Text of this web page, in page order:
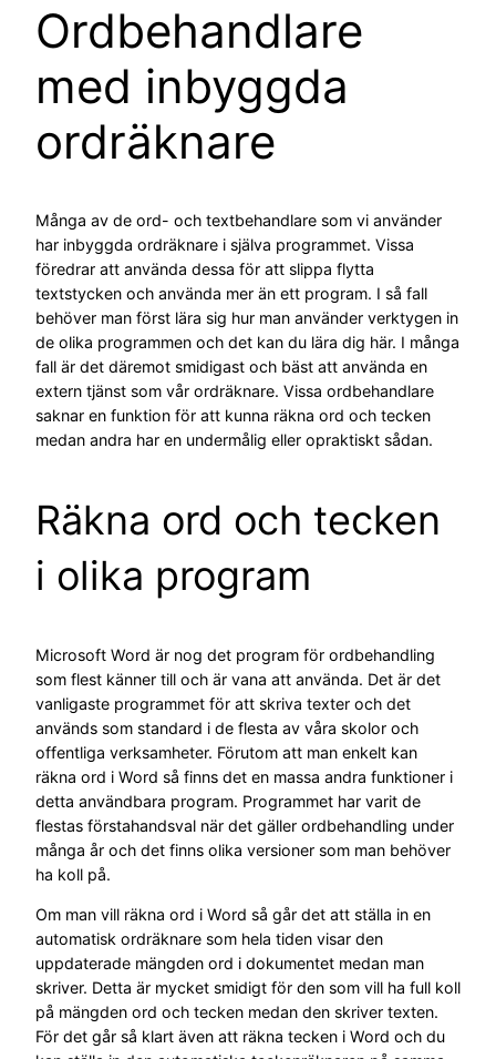
Ordbehandlare
med inbyggda
ordräknare
Många av de ord- och textbehandlare som vi använder
har inbyggda ordräknare i själva programmet. Vissa
föredrar att använda dessa för att slippa flytta
textstycken och använda mer än ett program. I så fall
behöver man först lära sig hur man använder verktygen in
de olika programmen och det kan du lära dig här. I många
fall är det däremot smidigast och bäst att använda en
extern tjänst som vår ordräknare. Vissa ordbehandlare
saknar en funktion för att kunna räkna ord och tecken
medan andra har en undermålig eller opraktiskt sådan.
Räkna ord och tecken
i olika program
Microsoft Word är nog det program för ordbehandling
som flest känner till och är vana att använda. Det är det
vanligaste programmet för att skriva texter och det
används som standard i de flesta av våra skolor och
offentliga verksamheter. Förutom att man enkelt kan
räkna ord i Word så finns det en massa andra funktioner i
detta användbara program. Programmet har varit de
flestas förstahandsval när det gäller ordbehandling under
många år och det finns olika versioner som man behöver
ha koll på.
Om man vill räkna ord i Word så går det att ställa in en
automatisk ordräknare som hela tiden visar den
uppdaterade mängden ord i dokumentet medan man
skriver. Detta är mycket smidigt för den som vill ha full koll
på mängden ord och tecken medan den skriver texten.
För det går så klart även att räkna tecken i Word och du